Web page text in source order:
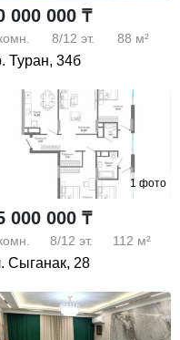
000 000 ₸
8/12 эт. 88 м²
Туран, 34б
1 фото
000 000 ₸
8/12 эт. 112 м²
Сыганак, 28